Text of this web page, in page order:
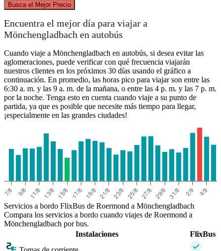
Busca el Mejor Precio
Roermond
Mönchengladbach
Encuentra el mejor día para viajar a
Mönchengladbach en autobús
Cuando viaje a Mönchengladbach en autobús, si desea evitar las
aglomeraciones, puede verificar con qué frecuencia viajarán
nuestros clientes en los próximos 30 días usando el gráfico a
continuación. En promedio, las horas pico para viajar son entre las
6:30 a. m. y las 9 a. m. de la mañana, o entre las 4 p. m. y las 7 p. m.
por la noche. Tenga esto en cuenta cuando viaje a su punto de
partida, ya que es posible que necesite más tiempo para llegar,
¡especialmente en las grandes ciudades!
Servicios a bordo FlixBus de Roermond a Mönchengladbach
Compara los servicios a bordo cuando viajes de Roermond a
Mönchengladbach por bus.
Instalaciones
FlixBus